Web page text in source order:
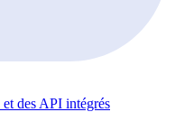
des API intégrés